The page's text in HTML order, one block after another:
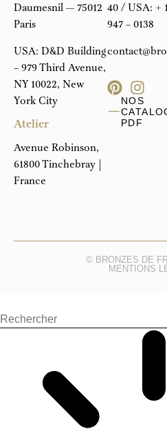
Daumesnil — 75012
Paris
USA: D&D Building
– 979 Third Avenue,
NY 10022, New
York City
Atelier
Avenue Robinson,
61800 Tinchebray |
France
40 / USA: +
947 – 0138
NOS
PDF
© BRONZES DE
MENTIONS